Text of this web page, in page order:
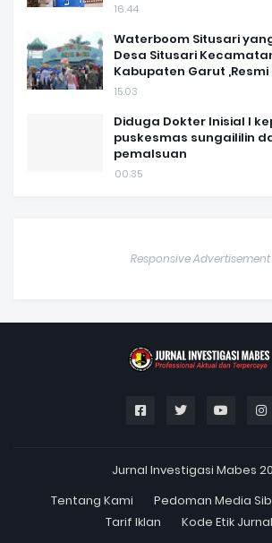
16.44
Waterboom Situsari
Desa Situsari
Kabupaten Garut
15.03
Diduga Dokter Inisial I
puskesmas sungaililin
pemalsuan
00.35
Responsive Advertisement
Jurnal Investigasi Mabes
Tentang Kami
Pedoman Media
Tarif Iklan
Kode Etik